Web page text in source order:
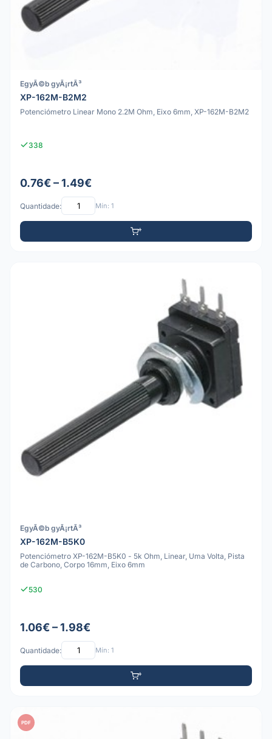
EgyÃ©b gyÃ¡rtÃ³
XP-162M-B2M2
Potenciómetro Linear Mono 2.2M Ohm, Eixo 6mm, XP-162M-B2M2
338
0.76€ – 1.49€
Quantidade: Mín: 1
EgyÃ©b gyÃ¡rtÃ³
XP-162M-B5K0
Potenciómetro XP-162M-B5K0 - 5k Ohm, Linear, Uma Volta, Pista
de Carbono, Corpo 16mm, Eixo 6mm
530
1.06€ – 1.98€
Quantidade: Mín: 1
PDF